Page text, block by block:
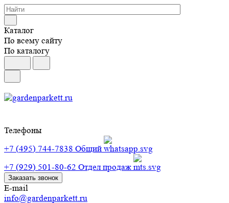
Каталог
По всему сайту
По каталогу
Телефоны
+7 (495) 744-7838 Общий
+7 (929) 501-80-62 Отдел продаж
Заказать звонок
E-mail
info@gardenparkett.ru